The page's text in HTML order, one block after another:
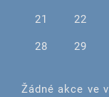
21
22
28
29
Žádné akce ve